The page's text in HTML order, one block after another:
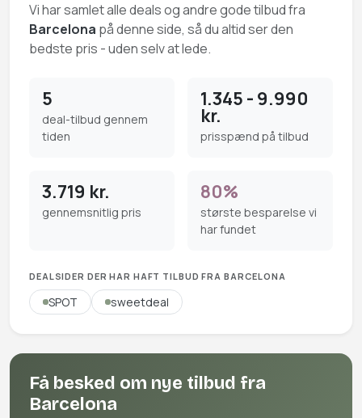
Vi har samlet alle deals og andre gode tilbud fra
Barcelona på denne side, så du altid ser den
bedste pris - uden selv at lede.
5
deal-tilbud gennem
tiden
1.345 - 9.990
kr.
prisspænd på tilbud
3.719 kr.
gennemsnitlig pris
80%
største besparelse vi
har fundet
DEALSIDER DER HAR HAFT TILBUD FRA BARCELONA
SPOT sweetdeal
Få besked om nye tilbud fra
Barcelona